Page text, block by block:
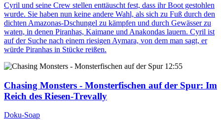
Cyril und seine Crew stellen enttäuscht fest, dass ihr Boot gestohlen
wurde. Sie haben nun keine andere Wahl, als sich zu Fuß durch den
dichten Amazonas-Dschungel zu kämpfen und durch Gewässer zu
waten, in denen Piranhas, Kaimane und Anakondas lauern. Cyril ist
auf der Suche nach einem riesigen Aymara, von dem man sagt, er
würde Piranhas in Stücke reißen.
12:55
Chasing Monsters - Monsterfischen auf der Spur: Im
Reich des Riesen-Trevally
Doku-Soap